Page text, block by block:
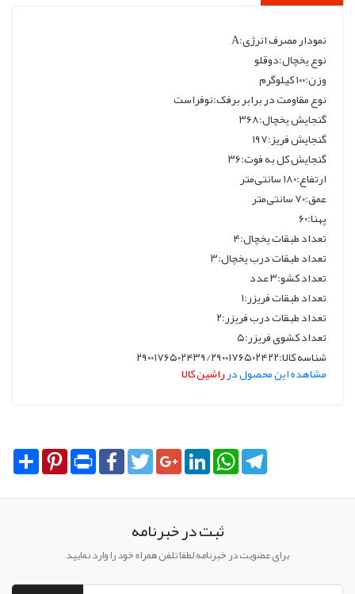
نمودار مصرف انرژی:A
نوع یخچال:دوقلو
وزن:۱۰۰ کیلوگرم
نوع مقاومت در برابر برفک:نوفراست
گنجایش یخچال:۳۶۸
گنجایش فریز:۱۹۷
گنجایش کل به فوت:۳۶
ارتفاع:۱۸۰ سانتی‌متر
عمق:۷۰ سانتی‌متر
پهنا:۶۰
تعداد طبقات یخچال:۴
تعداد طبقات درب یخچال:۳
تعداد کشو:۳ عدد
تعداد طبقات فریزر:۱
تعداد طبقات درب فریزر:۲
تعداد کشوی فریزر:۵
شناسه کالا:۲۹۰۰۱۷۶۵۰۲۴۳۹/۲۹۰۰۱۷۶۵۰۲۴۲۲
مشاهده این محصول درراشین کالا
Share PinterestPrint FacebookTwitterGoogle+LinkedInWhatsApp
ثبت در خبرنامه
برای عضویت در خبرنامه لطفا تلفن همراه خود را وارد نمایید